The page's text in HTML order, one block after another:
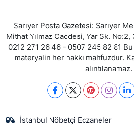
Sarıyer Posta Gazetesi: Sarıyer
Mithat Yılmaz Caddesi, Yar Sk.
0212 271 26 46 - 0507 245 82 81
materyalin her hakkı mahfuzdur.
alıntılanamaz.
İstanbul Nöbetçi Eczaneler